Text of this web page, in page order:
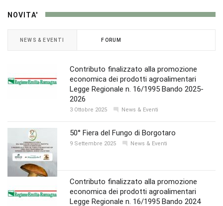
NOVITA'
NEWS & EVENTI FORUM
Contributo finalizzato alla promozione
economica dei prodotti agroalimentari
Legge Regionale n. 16/1995 Bando 2025-
2026
3 Ottobre 2025 News & Eventi
50° Fiera del Fungo di Borgotaro
9 Settembre 2025 News & Eventi
Contributo finalizzato alla promozione
economica dei prodotti agroalimentari
Legge Regionale n. 16/1995 Bando 2024